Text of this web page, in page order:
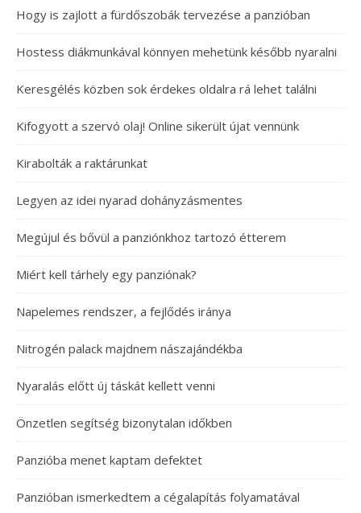
Hogy is zajlott a fürdőszobák tervezése a panzióban
Hostess diákmunkával könnyen mehetünk később nyaralni
Keresgélés közben sok érdekes oldalra rá lehet találni
Kifogyott a szervó olaj! Online sikerült újat vennünk
Kirabolták a raktárunkat
Legyen az idei nyarad dohányzásmentes
Megújul és bővül a panziónkhoz tartozó étterem
Miért kell tárhely egy panziónak?
Napelemes rendszer, a fejlődés iránya
Nitrogén palack majdnem nászajándékba
Nyaralás előtt új táskát kellett venni
Önzetlen segítség bizonytalan időkben
Panzióba menet kaptam defektet
Panzióban ismerkedtem a cégalapítás folyamatával